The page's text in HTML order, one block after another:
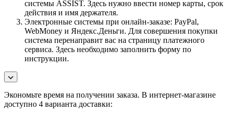
системы ASSIST. Здесь нужно ввести номер карты, срок
действия и имя держателя.
Электронные системы при онлайн-заказе: PayPal,
WebMoney и Яндекс.Деньги. Для совершения покупки
система перенаправит вас на страницу платежного
сервиса. Здесь необходимо заполнить форму по
инструкции.
Экономьте время на получении заказа. В интернет-магазине
доступно 4 варианта доставки: